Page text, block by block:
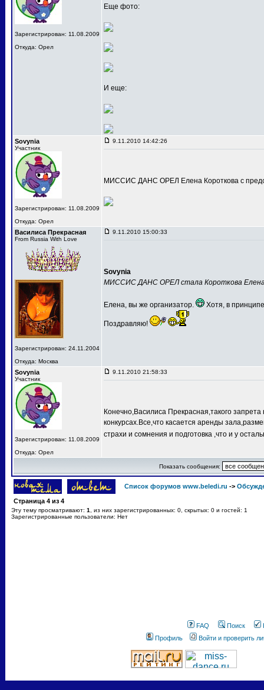
Зарегистрирован: 11.08.2009
Откуда: Орел
Еще фото:
И еще:
Sovynia
Участник
Зарегистрирован: 11.08.2009
Откуда: Орел
9.11.2010 14:42:26
МИССИС ДАНС ОРЕЛ Елена Короткова с
Василиса Прекрасная
From Russia With Love
Зарегистрирован: 24.11.2004
Откуда: Москва
9.11.2010 15:00:33
Sovynia
МИССИС ДАНС ОРЕЛ стала Короткова
Елена, вы же организатор. Хотя, в
Поздравляю!
Sovynia
Участник
Зарегистрирован: 11.08.2009
Откуда: Орел
9.11.2010 21:58:33
Конечно,Василиса Прекрасная,такого
конкурсах.Все,что касается аренды
страхи и сомнения и подготовка ,что и у
Показать сообщения:
Список форумов www.beledi.ru ->
Страница 4 из 4
Эту тему просматривают: 1
, из них зарегистрированных: 0, скрытых: 0 и гостей: 1
Зарегистрированные пользователи: Нет
FAQ Поиск
Профиль
Войти и проверить